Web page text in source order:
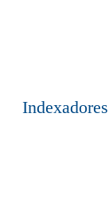
Indexadores